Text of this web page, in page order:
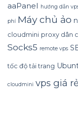
aaPanel hướng dẫn
phí Máy chủ ảo
cloudmini proxy dân
Socks5 remote vps
tốc độ tải trang
cloudmini vps giá